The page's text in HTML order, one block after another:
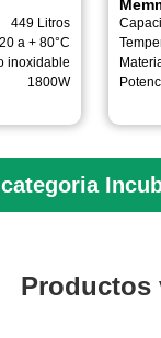
449 Litros
a + 80°C
inoxidable
1800W
Productos